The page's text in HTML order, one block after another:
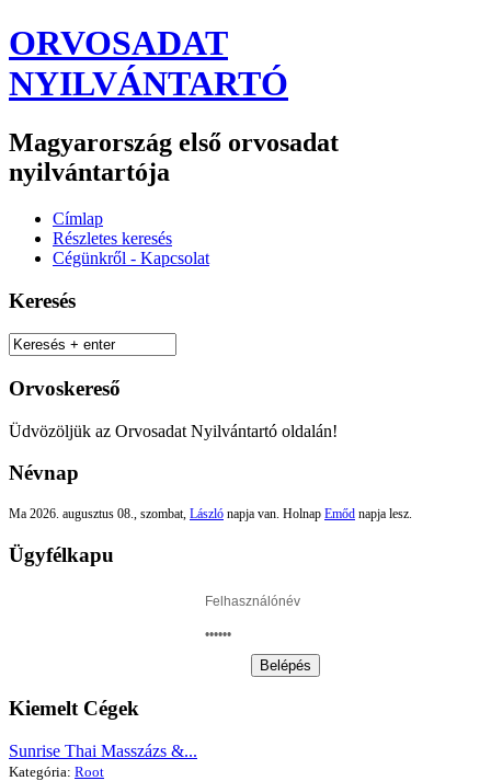
ORVOSADAT
NYILVÁNTARTÓ
Magyarország első orvosadat
nyilvántartója
Címlap
Részletes keresés
Cégünkről - Kapcsolat
Keresés
Orvoskereső
Üdvözöljük az Orvosadat Nyilvántartó oldalán!
Névnap
Ma 2026. augusztus 08., szombat, László napja van. Holnap Emőd napja lesz.
Ügyfélkapu
Belépés
Kiemelt Cégek
Sunrise Thai Masszázs &...
Kategória: Root